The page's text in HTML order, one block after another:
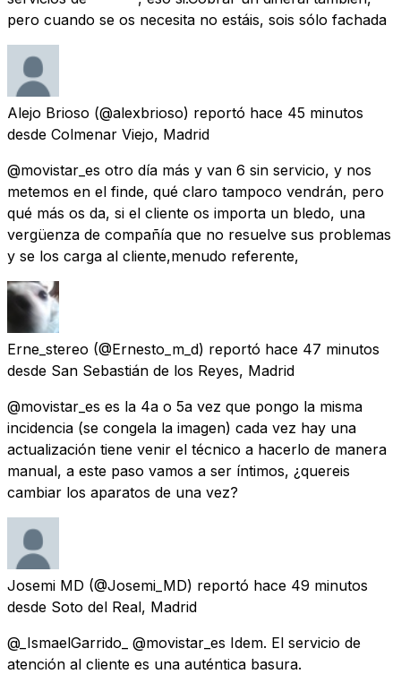
pero cuando se os necesita no estáis, sois sólo fachada
Alejo Brioso (@alexbrioso) reportó hace 45 minutos
desde Colmenar Viejo, Madrid
@movistar_es otro día más y van 6 sin servicio, y nos
metemos en el finde, qué claro tampoco vendrán, pero
qué más os da, si el cliente os importa un bledo, una
vergüenza de compañía que no resuelve sus problemas
y se los carga al cliente,menudo referente,
Erne_stereo (@Ernesto_m_d) reportó hace 47 minutos
desde San Sebastián de los Reyes, Madrid
@movistar_es es la 4a o 5a vez que pongo la misma
incidencia (se congela la imagen) cada vez hay una
actualización tiene venir el técnico a hacerlo de manera
manual, a este paso vamos a ser íntimos, ¿quereis
cambiar los aparatos de una vez?
Josemi MD (@Josemi_MD) reportó hace 49 minutos
desde Soto del Real, Madrid
@_IsmaelGarrido_ @movistar_es Idem. El servicio de
atención al cliente es una auténtica basura.